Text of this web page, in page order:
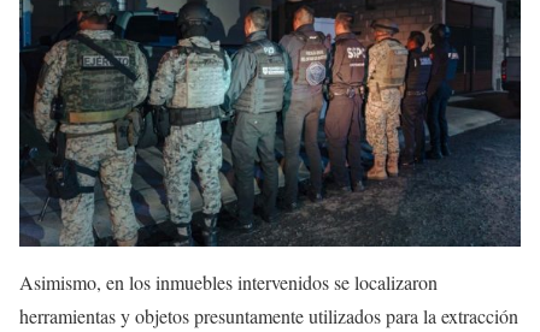
Asimismo, en los inmuebles intervenidos se localizaron
herramientas y objetos presuntamente utilizados para la extracción